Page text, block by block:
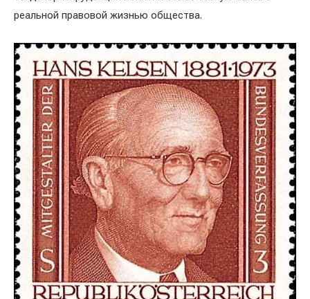
реальной правовой жизнью общества.